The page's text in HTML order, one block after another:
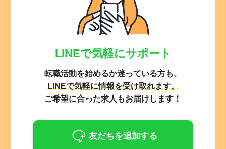
LINEで気軽にサポート
転職活動を始めるか迷っている方も、
LINEで気軽に情報を受け取れます。
ご希望に合った求人もお届けします！
友だちを追加する